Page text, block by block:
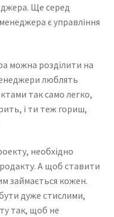
Ще серед
є управління
можна розділити на
люблять
так само легко,
і ти теж гориш,
необхідно
А щоб ставити
займається кожен.
дуже стислими,
так, щоб не